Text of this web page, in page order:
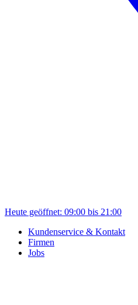
Heute geöffnet: 09:00 bis 21:00
Kundenservice & Kontakt
Firmen
Jobs